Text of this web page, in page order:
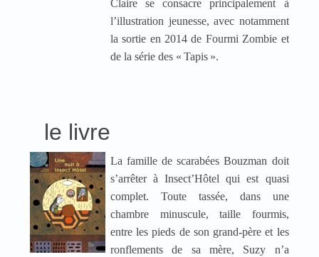
Claire se consacre principalement à
l’illustration jeunesse, avec notamment
la sortie en 2014 de Fourmi Zombie et
de la série des « Tapis ».
le livre
La famille de scarabées Bouzman doit
s’arrêter à Insect’Hôtel qui est quasi
complet. Toute tassée, dans une
chambre minuscule, taille fourmis,
entre les pieds de son grand-père et les
ronflements de sa mère, Suzy n’a